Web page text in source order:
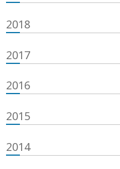
2018
2017
2016
2015
2014